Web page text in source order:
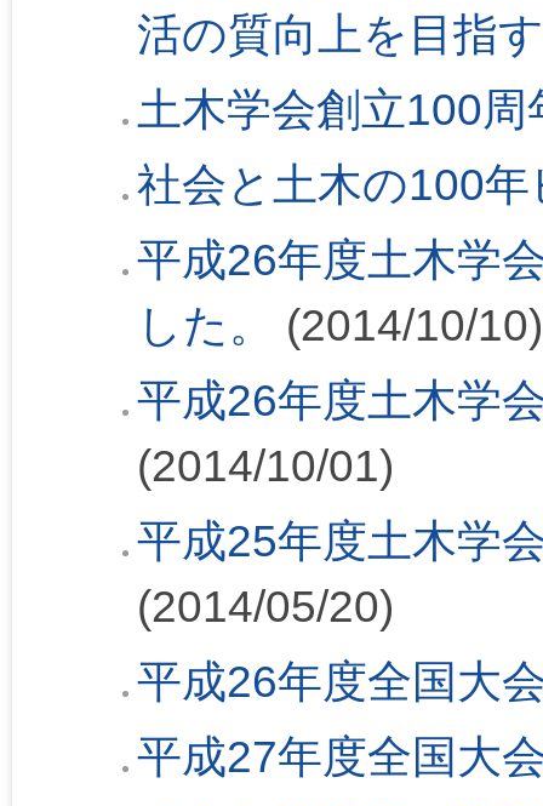
活の質向上を目指
土木学会創立100周
社会と土木の100
平成26年度土木学
した。
(2014/10/10)
平成26年度土木学
(2014/10/01)
平成25年度土木学
(2014/05/20)
平成26年度全国大
平成27年度全国大